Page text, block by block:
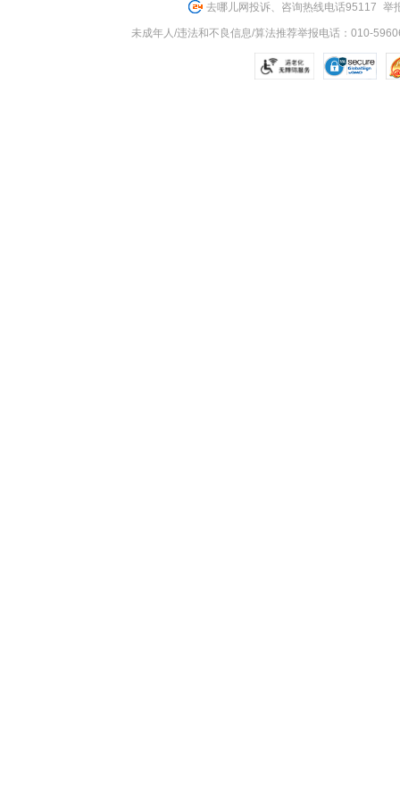
去哪儿网投诉、咨询热线电话95117 举
未成年人/违法和不良信息/算法推荐举报电话：010-